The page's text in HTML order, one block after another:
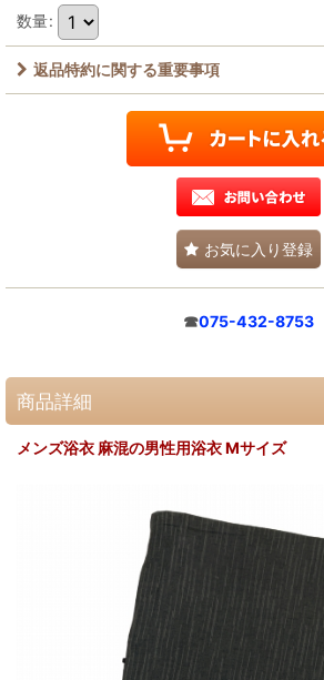
数量:
返品特約に関する重要事項
お気に入り登録
☎075-432-8753
商品詳細
メンズ浴衣 麻混の男性用浴衣 Mサイズ